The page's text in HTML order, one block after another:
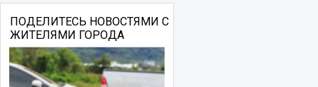
ПОДЕЛИТЕСЬ НОВОСТЯМИ С
ЖИТЕЛЯМИ ГОРОДА